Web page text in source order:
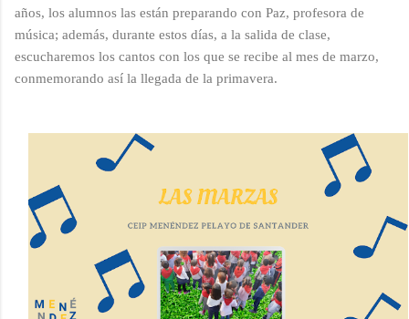
años, los alumnos las están preparando con Paz, profesora de
música; además, durante estos días, a la salida de clase,
escucharemos los cantos con los que se recibe al mes de marzo,
conmemorando así la llegada de la primavera.